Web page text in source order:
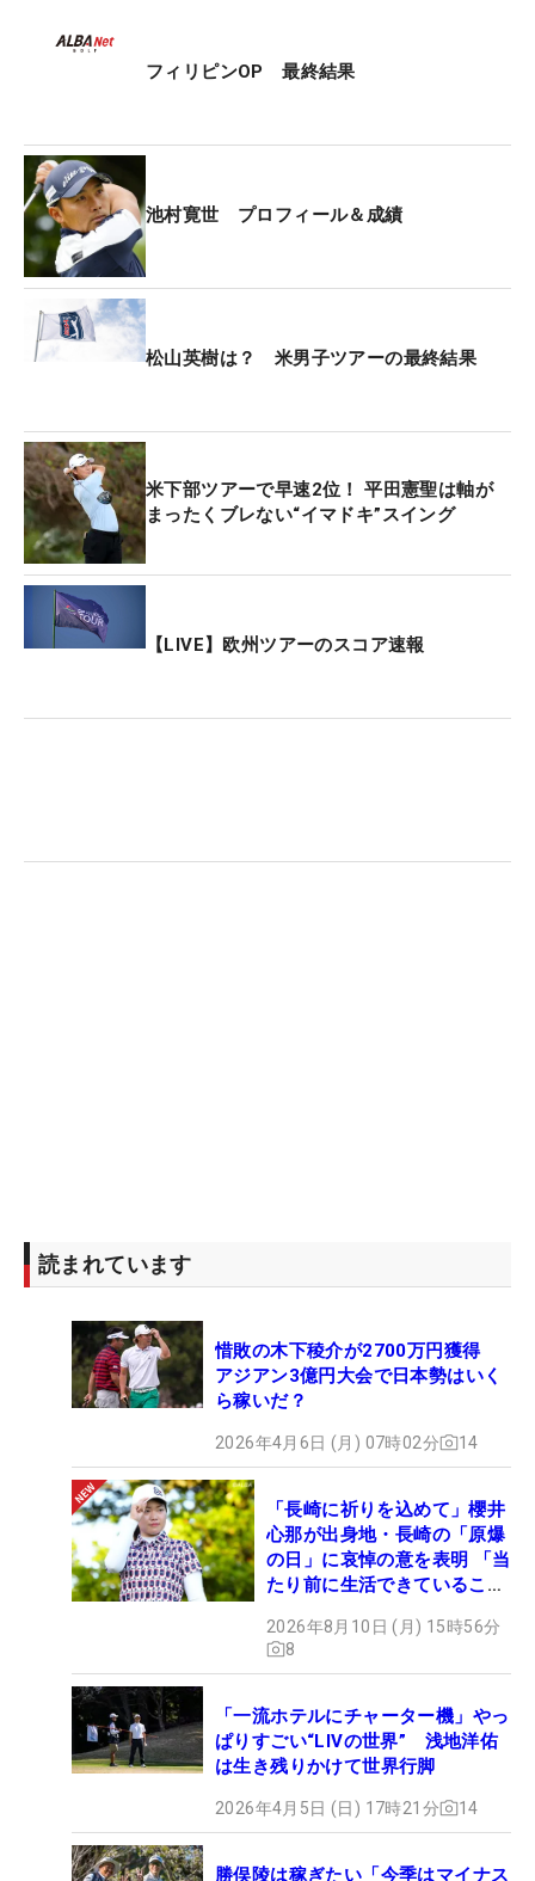
フィリピンOP 最終結果
池村寛世 プロフィール＆成績
松山英樹は？ 米男子ツアーの最終結果
米下部ツアーで早速2位！ 平田憲聖は軸が
まったくブレない“イマドキ”スイング
【LIVE】欧州ツアーのスコア速報
読まれています
惜敗の木下稜介が2700万円獲得
アジアン3億円大会で日本勢はいく
ら稼いだ？
2026年4月6日 (月) 07時02分 14
「長崎に祈りを込めて」櫻井
心那が出身地・長崎の「原爆
の日」に哀悼の意を表明 「当
たり前に生活できていること
2026年8月10日 (月) 15時56分
8
「一流ホテルにチャーター機」やっ
ぱりすごい“LIVの世界” 浅地洋佑
は生き残りかけて世界行脚
2026年4月5日 (日) 17時21分 14
勝俣陵は稼ぎたい「今季はマイナス